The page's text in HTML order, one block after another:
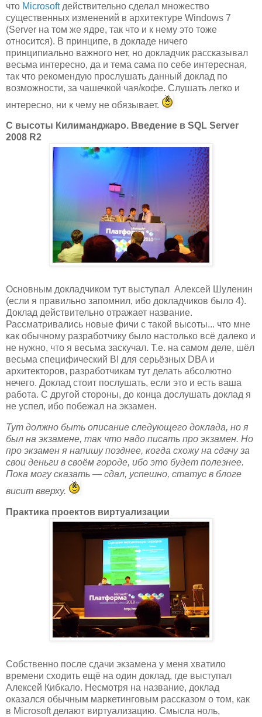
что Microsoftдействительно сделал множество
существенных изменений в архитектуре Windows 7
(Server на том же ядре, так что и к нему это тоже
относится). В принципе, в докладе ничего
принципиально важного нет, но докладчик рассказывал
весьма интересно, да и тема сама по себе интересная,
так что рекомендую прослушать данный доклад по
возможности, за чашечкой чая/кофе. Слушать легко и
интересно, ни к чему не обязывает.
С высоты Килиманджаро. Введение в SQL Server
2008 R2
Основным докладчиком тут выступал Алексей Шуленин
(если я правильно запомнил, ибо докладчиков было 4).
Доклад действительно отражает название.
Рассматривались новые фичи с такой высоты... что мне
как обычному разработчику было настолько всё далеко и
не нужно, что я весьма заскучал. Т.е. на самом деле, шёл
весьма специфический BI для серьёзных DBA и
архитекторов, разработчикам тут делать абсолютно
нечего. Доклад стоит послушать, если это и есть ваша
работа. С другой стороны, до конца дослушать доклад я
не успел, ибо побежал на экзамен.
Тут должно быть описание следующего доклада, но я
был на экзамене, так что надо писать про экзамен. Но
про экзамен я напишу позднее, когда схожу на сдачу за
свои деньги в своём городе, ибо это будет полезнее.
Пока могу сказать — сдал, успешно, статус в блоге
висит вверху.
Практика проектов виртуализации
Собственно после сдачи экзамена у меня хватило
времени сходить ещё на один доклад, где выступал
Алексей Кибкало. Несмотря на название, доклад
оказался обычным маркетинговым рассказом о том, как
в Microsoft делают виртуализацию. Смысла ноль,